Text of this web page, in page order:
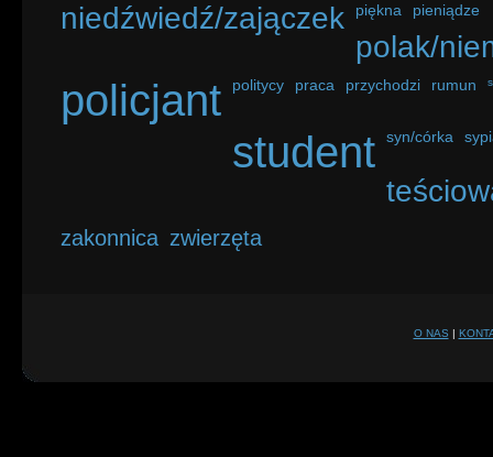
niedźwiedź/zajączek piękna pieniądze
polak/
policjant politycy praca przychodzi rumun
student syn/córka
zakonnica zwierzęta
O NAS |